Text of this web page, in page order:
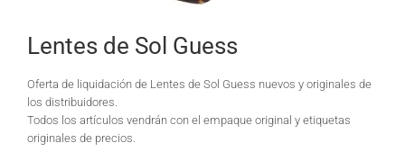
Lentes de Sol Guess
Oferta de liquidación de Lentes de Sol Guess nuevos y originales de
los distribuidores.
Todos los artículos vendrán con el empaque original y etiquetas
originales de precios.